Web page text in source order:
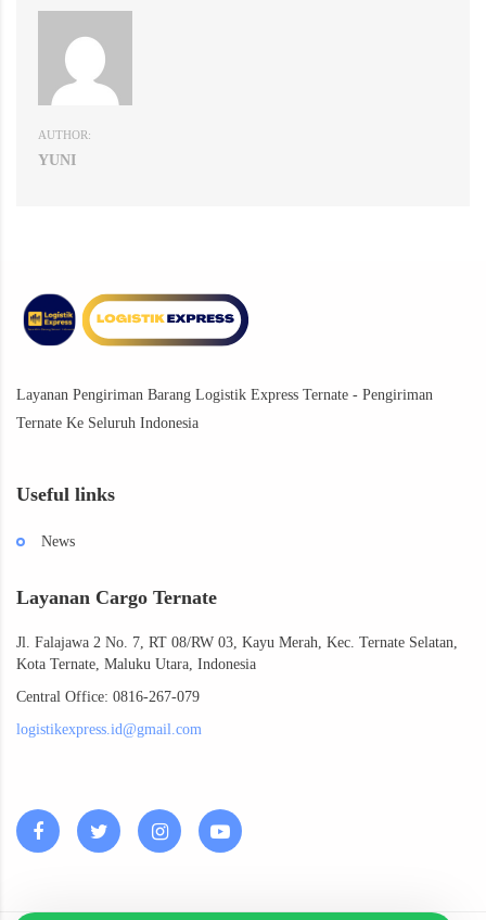
AUTHOR:
YUNI
Layanan Pengiriman Barang Logistik Express Ternate - Pengiriman
Ternate Ke Seluruh Indonesia
Useful links
News
Layanan Cargo Ternate
Jl. Falajawa 2 No. 7, RT 08/RW 03, Kayu Merah, Kec. Ternate Selatan,
Kota Ternate, Maluku Utara, Indonesia
Central Office: 0816-267-079
logistikexpress.id@gmail.com